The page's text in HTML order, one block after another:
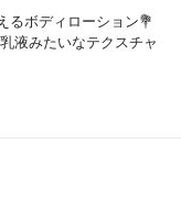
るボディローション⁡⁡💐
液みたいなテクスチャ